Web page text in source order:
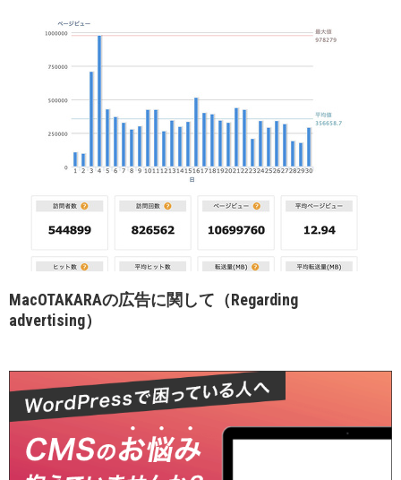
MacOTAKARAの広告に関して（Regarding
advertising）